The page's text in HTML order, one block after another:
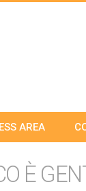
AREA
È